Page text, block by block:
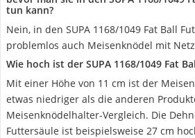
tun kann?
Nein, in den SUPA 1168/1049 Fat Ball
problemlos auch Meisenknödel mit
Wie hoch ist der SUPA 1168/1049 Fat
Mit einer Höhe von 11 cm ist der
etwas niedriger als die anderen
Meisenknödelhalter-Vergleich. Die
Futtersäule ist beispielsweise 27 cm